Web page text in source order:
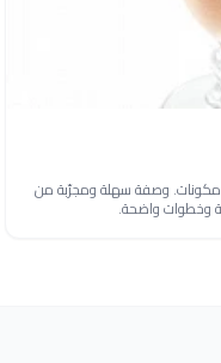
طريقة عمل جوافة غازية خطوة بخطوة بـ2 مكونات. وصفة سهلة ومجرّبة من